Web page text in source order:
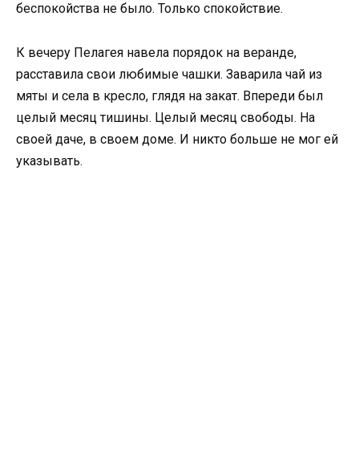
беспокойства не было. Только спокойствие.
К вечеру Пелагея навела порядок на веранде,
расставила свои любимые чашки. Заварила чай из
мяты и села в кресло, глядя на закат. Впереди был
целый месяц тишины. Целый месяц свободы. На
своей даче, в своем доме. И никто больше не мог ей
указывать.